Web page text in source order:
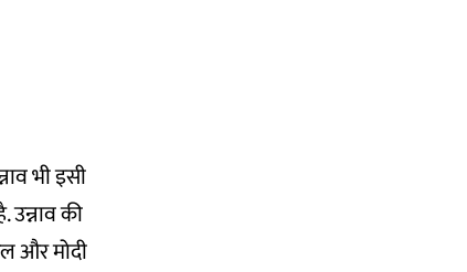
भी इसी
की
और मोदी